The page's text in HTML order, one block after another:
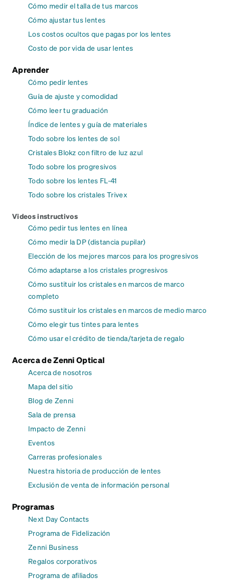
Cómo medir el talla de tus marcos
Cómo ajustar tus lentes
Los costos ocultos que pagas por los lentes
Costo de por vida de usar lentes
Aprender
Cómo pedir lentes
Guía de ajuste y comodidad
Cómo leer tu graduación
Índice de lentes y guía de materiales
Todo sobre los lentes de sol
Cristales Blokz con filtro de luz azul
Todo sobre los progresivos
Todo sobre los lentes FL-41
Todo sobre los cristales Trivex
Videos instructivos
Cómo pedir tus lentes en línea
Cómo medir la DP (distancia pupilar)
Elección de los mejores marcos para los progresivos
Cómo adaptarse a los cristales progresivos
Cómo sustituir los cristales en marcos de marco
completo
Cómo sustituir los cristales en marcos de medio marco
Cómo elegir tus tintes para lentes
Cómo usar el crédito de tienda/tarjeta de regalo
Acerca de Zenni Optical
Acerca de nosotros
Mapa del sitio
Blog de Zenni
Sala de prensa
Impacto de Zenni
Eventos
Carreras profesionales
Nuestra historia de producción de lentes
Exclusión de venta de información personal
Programas
Next Day Contacts
Programa de Fidelización
Zenni Business
Regalos corporativos
Programa de afiliados